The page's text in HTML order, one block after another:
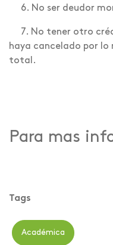
6. No ser deudor
7. No tener otro
haya cancelado por lo
total.
Para mas
Tags
Académica